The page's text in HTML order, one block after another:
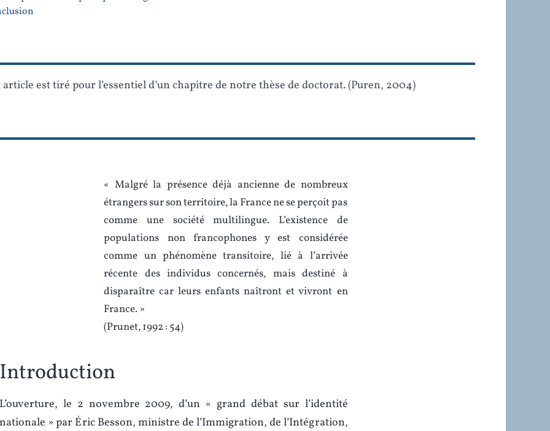
article est tiré pour l’essentiel d’un chapitre de notre thèse de doctorat. (Puren, 2004)
« Malgré la présence déjà ancienne de nombreux
étrangers sur son territoire, la France ne se perçoit pas
comme une société multilingue. L’existence de
populations non francophones y est considérée
comme un phénomène transitoire, lié à l’arrivée
récente des individus concernés, mais destiné à
disparaître car leurs enfants naîtront et vivront en
France. »
(Prunet, 1992 : 54)
Introduction
L’ouverture, le 2 novembre 2009, d’un « grand débat sur l’identité
nationale » par Éric Besson, ministre de l’Immigration, de l’Intégration,